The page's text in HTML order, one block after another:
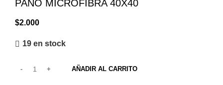
PAÑO MICROFIBRA 40X40
$2.000
19 en stock
AÑADIR AL CARRITO